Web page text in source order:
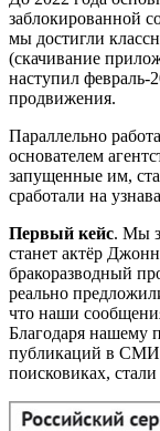
заблокированной
мы достигли
(скачивание
наступил февраль-
продвижения.
Параллельно
основателем
запущенные им,
сработали на
Первый кейс. Мы
станет актёр
бракоразводный
реально
что наши
Благодаря нашему
публикаций в СМИ
поисковиках,